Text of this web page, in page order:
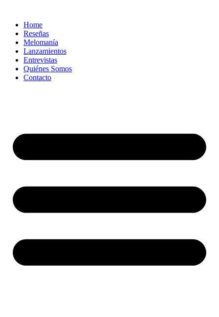
contenidoHome
Reseñas
Melomanía
Lanzamientos
Entrevistas
Quiénes Somos
Contacto